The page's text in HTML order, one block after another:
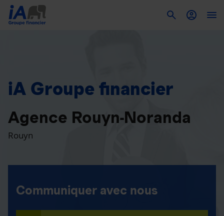
iA Groupe financier
Agence Rouyn-Noranda
Rouyn
Communiquer avec nous